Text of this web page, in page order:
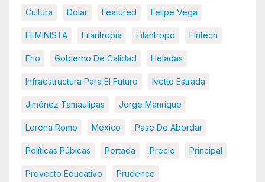
Cultura Dolar Featured Felipe Vega
FEMINISTA Filantropia Filántropo Fintech
Frio Gobierno De Calidad Heladas
Infraestructura Para El Futuro Ivette Estrada
Jiménez Tamaulipas Jorge Manrique
Lorena Romo México Pase De Abordar
Políticas Púbicas Portada Precio Principal
Proyecto Educativo Prudence